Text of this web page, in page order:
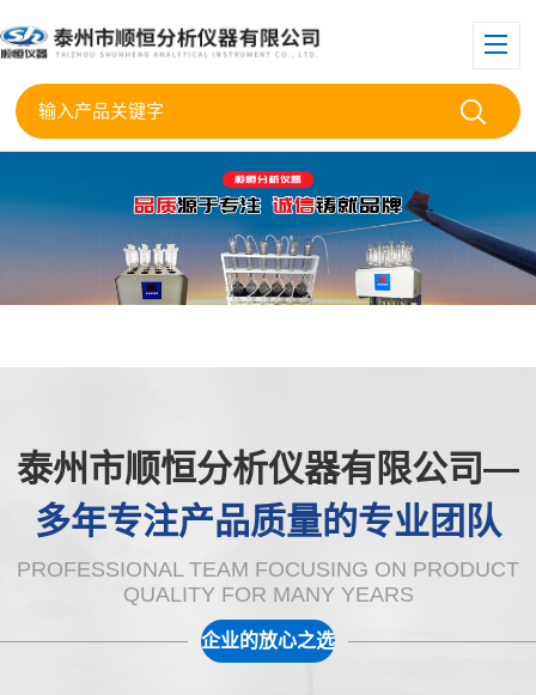
泰州市顺恒分析仪器有限公司—
多年专注产品质量的专业团队
PROFESSIONAL TEAM FOCUSING ON PRODUCT
QUALITY FOR MANY YEARS
企业的放心之选